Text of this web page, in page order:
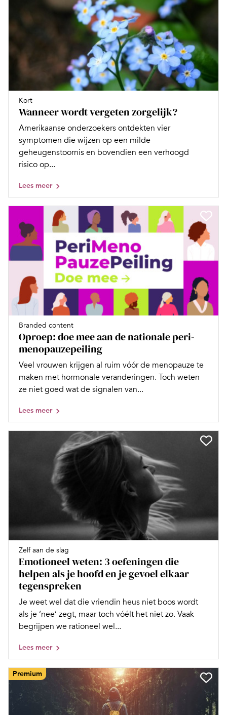
Kort
Wanneer wordt vergeten zorgelijk?
Amerikaanse onderzoekers ontdekten vier
symptomen die wijzen op een milde
geheugenstoornis en bovendien een verhoogd
risico op...
Lees meer
Branded content
Oproep: doe mee aan de nationale peri-
menopauzepeiling
Veel vrouwen krijgen al ruim vóór de menopauze te
maken met hormonale veranderingen. Toch weten
ze niet goed wat de signalen van...
Lees meer
Zelf aan de slag
Emotioneel weten: 3 oefeningen die
helpen als je hoofd en je gevoel elkaar
tegenspreken
Je weet wel dat die vriendin heus niet boos wordt
als je ‘nee’ zegt, maar toch vóélt het niet zo. Vaak
begrijpen we rationeel wel...
Lees meer
Premium